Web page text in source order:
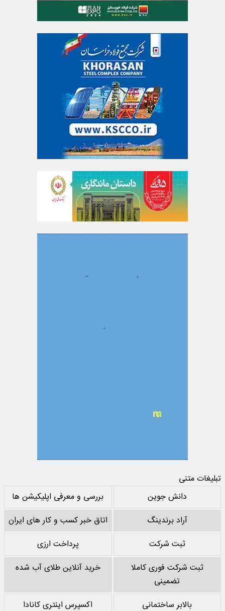
تبلیغات متنی
دانش جوین
بررسی و معرفی اپلیکیشن ها
آراد برندینگ
اتاق خبر کسب و کار های ایران
ثبت شرکت
پرداخت ارزی
ثبت شرکت فوری کاملا
تضمینی
خرید آنلاین طلای آب شده
بالابر ساختمانی اکسپرس اینتری کانادا